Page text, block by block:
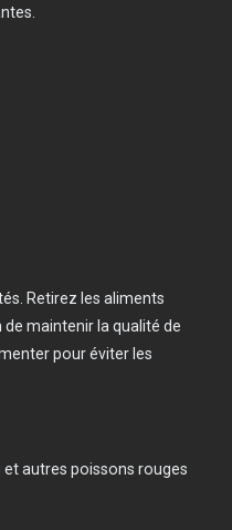
Retirez les aliments
maintenir la qualité de
pour éviter les
et autres poissons rouges